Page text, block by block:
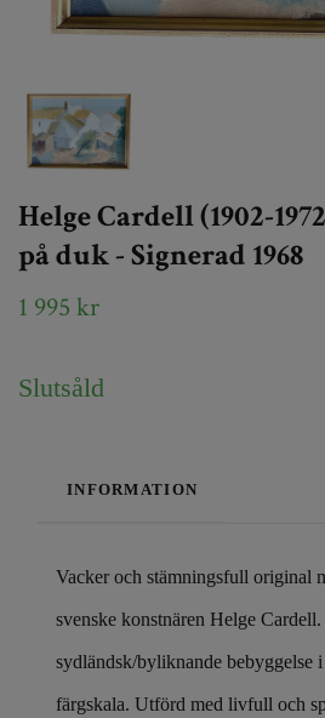
Helge Cardell (1902-
på duk - Signerad 1968
1 995 kr
Slutsåld
INFORMATION
Vacker och stämningsfull original
svenske konstnären Helge
sydländsk/byliknande bebyggelse
färgskala. Utförd med livfull och